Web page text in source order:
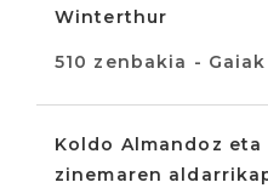
Winterthur
510 zenbakia - Gaiak
Koldo Almandoz
zinemaren